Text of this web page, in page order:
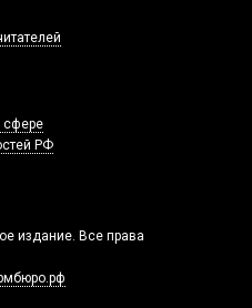
издание. Все права
сфере
РФ